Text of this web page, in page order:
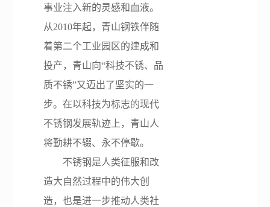
事业注入新的灵感和血液。
从2010年起，青山钢铁伴随
着第二个工业园区的建成和
投产，青山向“科技不锈、品
质不锈”又迈出了坚实的一
步。在以科技为标志的现代
不锈钢发展轨迹上，青山人
将勤耕不辍、永不停歇。
不锈钢是人类征服和改
造大自然过程中的伟大创
造，也是进一步推动人类社